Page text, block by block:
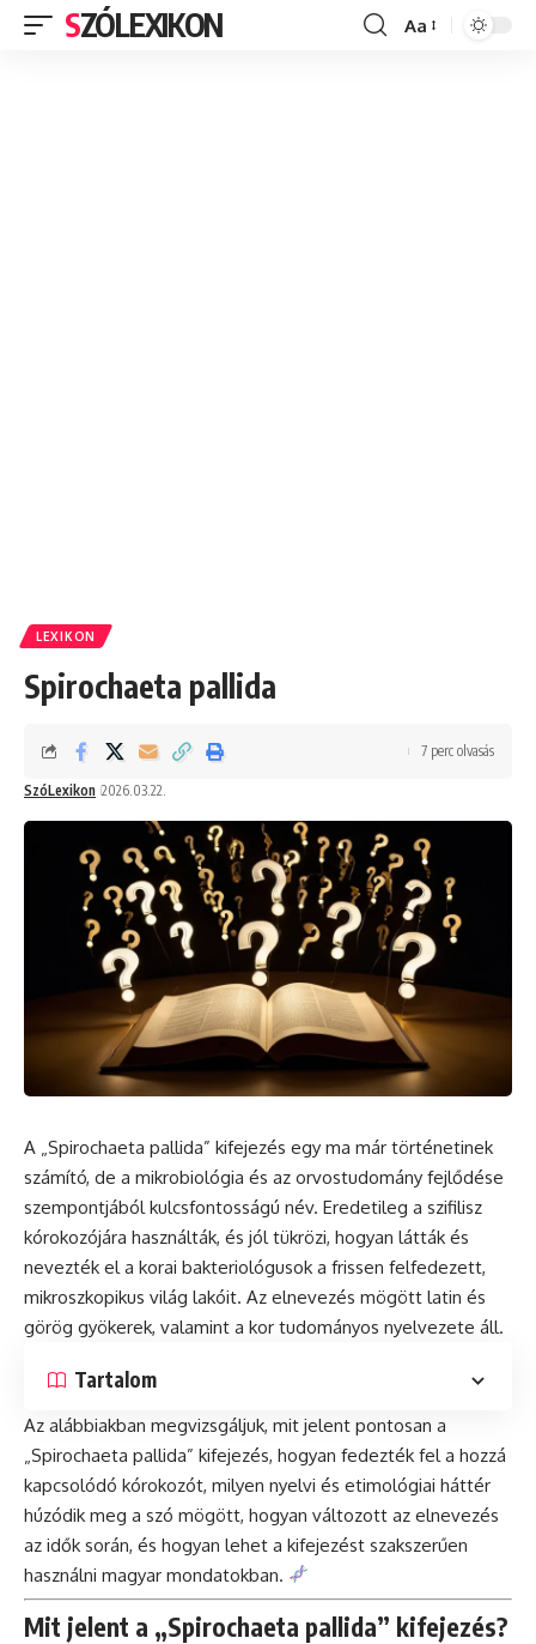
SZÓLEXIKON
Font
Aa
LEXIKON
Spirochaeta pallida
SzóLexikon 2026.03.22.
7 perc olvasás
A „Spirochaeta pallida” kifejezés egy ma már történetinek
számító, de a mikrobiológia és az orvostudomány fejlődése
szempontjából kulcsfontosságú név. Eredetileg a szifilisz
kórokozójára használták, és jól tükrözi, hogyan látták és
nevezték el a korai bakteriológusok a frissen felfedezett,
mikroszkopikus világ lakóit. Az elnevezés mögött latin és
görög gyökerek, valamint a kor tudományos nyelvezete áll.
Tartalom
Az alábbiakban megvizsgáljuk, mit jelent pontosan a
„Spirochaeta pallida” kifejezés, hogyan fedezték fel a hozzá
kapcsolódó kórokozót, milyen nyelvi és etimológiai háttér
húzódik meg a szó mögött, hogyan változott az elnevezés
az idők során, és hogyan lehet a kifejezést szakszerűen
használni magyar mondatokban.
Mit jelent a „Spirochaeta pallida” kifejezés?